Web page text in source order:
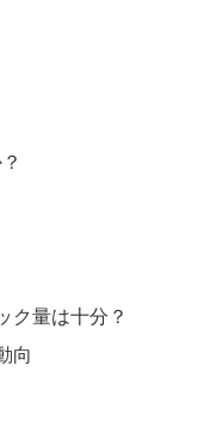
ク量は十分？
向